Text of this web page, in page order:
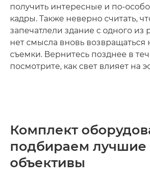
получить интересные и по-
кадры. Также неверно считать,
запечатлели здание с одного из
нет смысла вновь возвращаться
съемки. Вернитесь позднее в
посмотрите, как свет влияет на
Комплект
подбираем лучшие
объективы